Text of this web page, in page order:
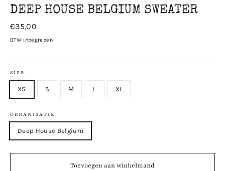
DEEP HOUSE BELGIUM SWEATER
Prijs
€35,00
BTW inbegrepen
SIZE
XS S M L XL
ORGANISATIE
Deep House Belgium
Toevoegen aan winkelmand